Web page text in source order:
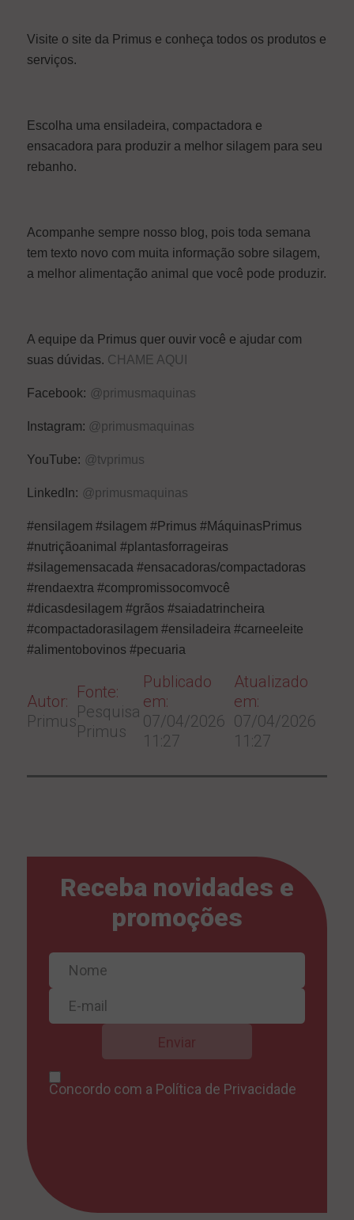
Visite o site da Primus e conheça todos os produtos e
serviços.
Escolha uma ensiladeira, compactadora e
ensacadora para produzir a melhor silagem para seu
rebanho.
Acompanhe sempre nosso blog, pois toda semana
tem texto novo com muita informação sobre silagem,
a melhor alimentação animal que você pode produzir.
A equipe da Primus quer ouvir você e ajudar com
suas dúvidas. CHAME AQUI
Facebook: @primusmaquinas
Instagram: @primusmaquinas
YouTube: @tvprimus
LinkedIn: @primusmaquinas
#ensilagem #silagem #Primus #MáquinasPrimus
#nutriçãoanimal #plantasforrageiras
#silagemensacada #ensacadoras/compactadoras
#rendaextra #compromissocomvocê
#dicasdesilagem #grãos #saiadatrincheira
#compactadorasilagem #ensiladeira #carneeleite
#alimentobovinos #pecuaria
Autor:
Primus
Fonte:
Pesquisa
Primus
Publicado
em:
07/04/2026
11:27
Atualizado
em:
07/04/2026
11:27
Receba novidades e
promoções
Concordo com a Política de Privacidade